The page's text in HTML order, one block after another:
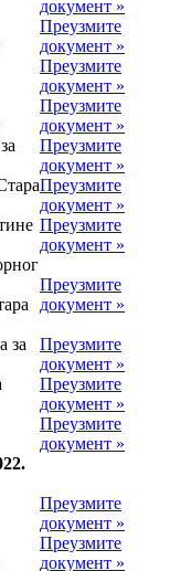
документ »
Преузмите
документ »
Преузмите
документ »
Преузмите
документ »
Преузмите
документ »
Преузмите
документ »
Преузмите
документ »
Преузмите
документ »
за
Преузмите
документ »
Преузмите
документ »
Преузмите
документ »
Преузмите
документ »
Преузмите
документ »